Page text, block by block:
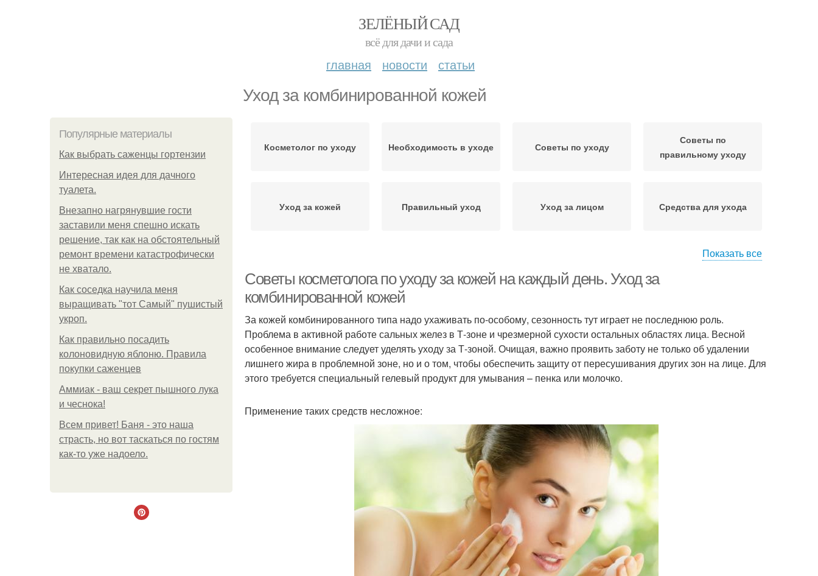
ЗЕЛЁНЫЙ САД
всё для дачи и сада
главная новости статьи
Уход за комбинированной кожей
Популярные материалы
Как выбрать саженцы гортензии
Интересная идея для дачного
туалета.
Внезапно нагрянувшие гости
заставили меня спешно искать
решение, так как на обстоятельный
ремонт времени катастрофически
не хватало.
Как соседка научила меня
выращивать "тот Самый" пушистый
укроп.
Как правильно посадить
колоновидную яблоню. Правила
покупки саженцев
Аммиак - ваш секрет пышного лука
и чеснока!
Всем привет! Баня - это наша
страсть, но вот таскаться по гостям
как-то уже надоело.
Косметолог по уходу Необходимость в уходе Советы по уходу
Советы по
правильному уходу
Уход за кожей Правильный уход Уход за лицом Средства для ухода
Показать все
Советы косметолога по уходу за кожей на каждый день. Уход за
комбинированной кожей
За кожей комбинированного типа надо ухаживать по-особому, сезонность тут играет не последнюю роль.
Проблема в активной работе сальных желез в Т-зоне и чрезмерной сухости остальных областях лица. Весной
особенное внимание следует уделять уходу за Т-зоной. Очищая, важно проявить заботу не только об удалении
лишнего жира в проблемной зоне, но и о том, чтобы обеспечить защиту от пересушивания других зон на лице. Для
этого требуется специальный гелевый продукт для умывания – пенка или молочко.
Применение таких средств несложное: